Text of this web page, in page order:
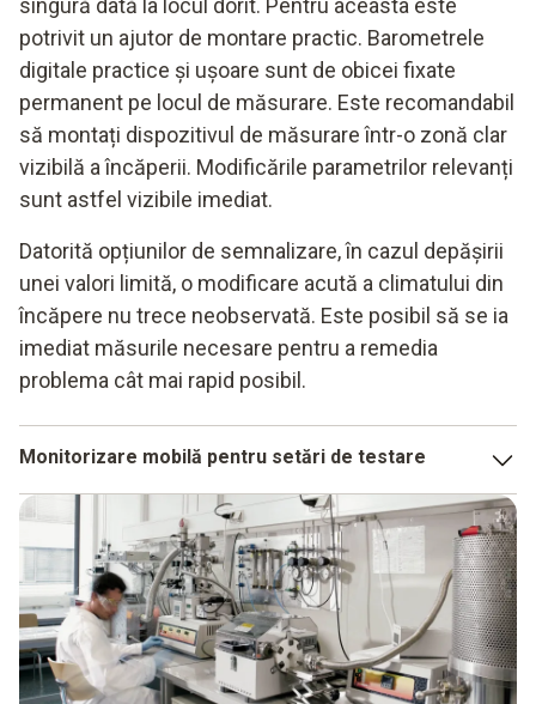
singură dată la locul dorit. Pentru aceasta este
potrivit un ajutor de montare practic. Barometrele
digitale practice și ușoare sunt de obicei fixate
permanent pe locul de măsurare. Este recomandabil
să montați dispozitivul de măsurare într-o zonă clar
vizibilă a încăperii. Modificările parametrilor relevanți
sunt astfel vizibile imediat.
Datorită opțiunilor de semnalizare, în cazul depășirii
unei valori limită, o modificare acută a climatului din
încăpere nu trece neobservată. Este posibil să se ia
imediat măsurile necesare pentru a remedia
problema cât mai rapid posibil.
Monitorizare mobilă pentru setări de testare
Monitorizarea precisă a climatului interior este deosebit de
importantă pentru toate tipurile de instalații experimentale.
Dacă barometrul funcționează digital, acesta poate fi
utilizat în mișcare. Direct pe masă, lângă instalația
experimentală sau pentru a monitoriza întreaga încăpere -
datele de măsurare rapide și precise sunt ușor de obținut.